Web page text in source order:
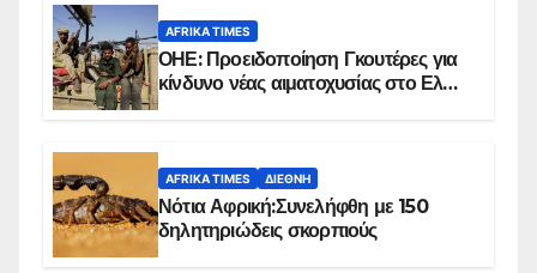
AFRIKA TIMES
ΟΗΕ: Προειδοποίηση Γκουτέρες για
κίνδυνο νέας αιματοχυσίας στο Ελ
AFRIKA TIMES ΔΙΕΘΝΉ
Νότια Αφρική:Συνελήφθη με 150
δηλητηριώδεις σκορπιούς